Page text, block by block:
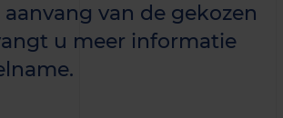
van de gekozen
u meer informatie